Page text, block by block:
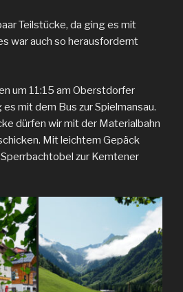
Teilstücke, da ging es mit
war auch so herausfordernt
um 11:15 am Oberstdorfer
mit dem Bus zur Spielmansau.
dürfen wir mit der Materialbahn
Mit leichtem Gepäck
zur Kemtener